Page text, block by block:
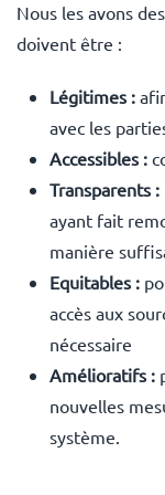
Nous les avons
doivent être :
Légitimes :
avec les
Accessibles :
Transparents :
ayant fait
manière
Equitables :
accès aux
nécessaire
Amélioratifs :
nouvelles
système.